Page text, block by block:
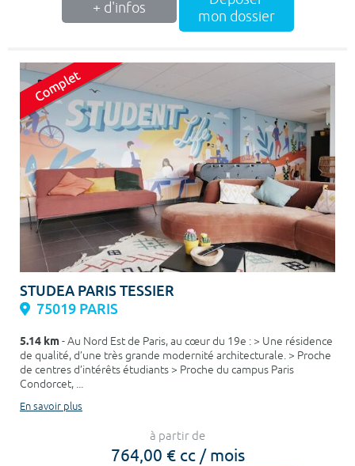
+ d'infos
mon dossier
STUDEA PARIS TESSIER
75019 PARIS
5.14 km- Au Nord Est de Paris, au cœur du 19e : > Une résidence
de qualité, d’une très grande modernité architecturale. > Proche
de centres d’intérêts étudiants > Proche du campus Paris
Condorcet, ...
En savoir plus
à partir de
764,00 € cc / mois